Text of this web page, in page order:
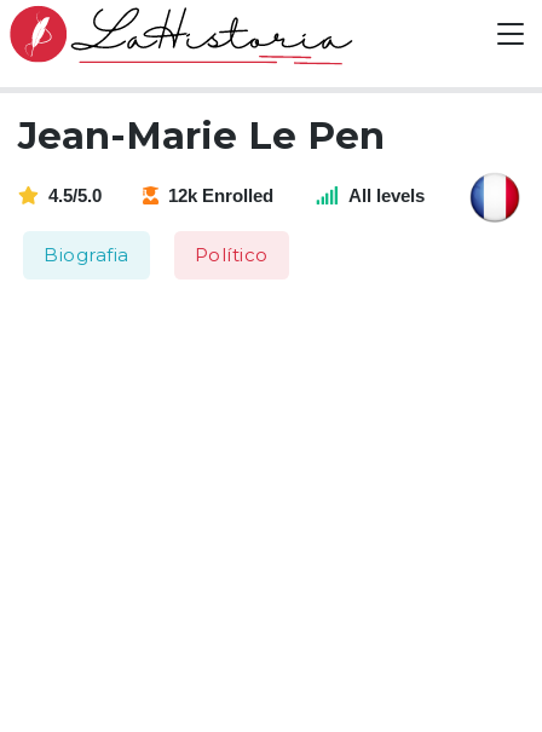
Jean-Marie Le Pen
4.5/5.0 12k Enrolled All levels
Biografia Político